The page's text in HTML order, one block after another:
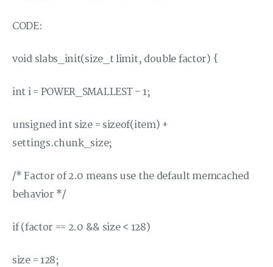
CODE:
void slabs_init(size_t limit, double factor) {
int i = POWER_SMALLEST – 1;
unsigned int size = sizeof(item) +
settings.chunk_size;
/* Factor of 2.0 means use the default memcached
behavior */
if (factor == 2.0 && size < 128)
size = 128;